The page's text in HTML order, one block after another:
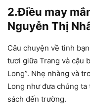
2.Điều may
Nguyễn Thị
Câu chuyện về tình
tươi giữa Trang và cậu
Long”. Nhẹ nhàng và
Long như đưa chúng
sách đến trường.